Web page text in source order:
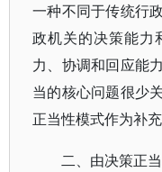
一种不同于传统行
政机关的决策能力
力、协调和回应能
当的核心问题很少
正当性模式作为补充
二、由决策正